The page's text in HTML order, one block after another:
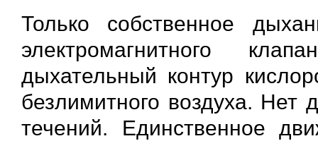
Только собственное
электромагнитного
дыхательный контур
безлимитного воздуха. Нет
течений. Единственное